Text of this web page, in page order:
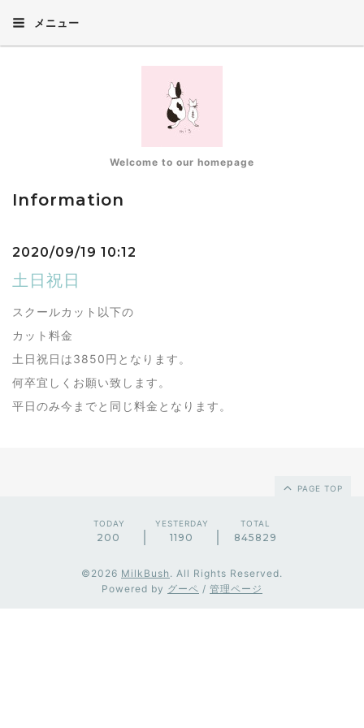
メニュー
Welcome to our homepage
Information
2020/09/19 10:12
土日祝日
スクールカット以下の
カット料金
土日祝日は3850円となります。
何卒宜しくお願い致します。
平日のみ今までと同じ料金となります。
PAGE TOP
TODAY
200
YESTERDAY
1190
TOTAL
845829
©2026 MilkBush . All Rights Reserved.
Powered by グーペ / 管理ページ